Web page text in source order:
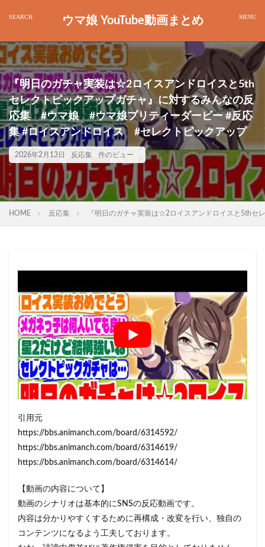
ウマ娘 YouTube動画まとめ
『明日のガチャ実装は☆2ロイスアンドロイスと5th
セレクトピックアップガチャ』に対するみんなの反
応集 #ウマ娘 #ウマ娘プリティーダービー #反応
集 #ロイスアンドロイス #セレクトピックアップ
2026年2月13日 反応集 件のビュー
HOME 反応集 『明日のガチャ実装は☆2ロイスアンドロイスと5th
引用元
https://bbs.animanch.com/board/6314592/
https://bbs.animanch.com/board/6314619/
https://bbs.animanch.com/board/6314614/
【動画の内容について】
動画のシナリオは基本的にSNSの反応動画です。
内容は分かりやすくするために再構成・改変を行い、独自の
コンテンツになるよう工夫しております。